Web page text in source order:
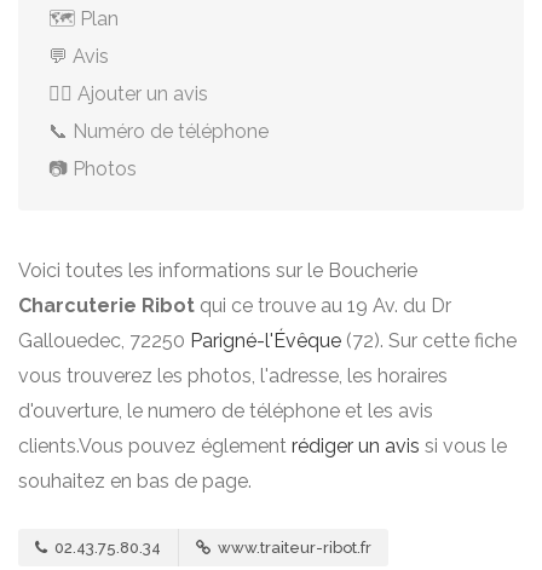
🗺️ Plan
💬 Avis
✍🏻 Ajouter un avis
📞 Numéro de téléphone
📷 Photos
Voici toutes les informations sur le Boucherie
Charcuterie Ribot qui ce trouve au 19 Av. du Dr
Gallouedec, 72250 Parigné-l'Évêque (72). Sur cette fiche
vous trouverez les photos, l'adresse, les horaires
d'ouverture, le numero de téléphone et les avis
clients.Vous pouvez églement rédiger un avis si vous le
souhaitez en bas de page.
02.43.75.80.34 www.traiteur-ribot.fr